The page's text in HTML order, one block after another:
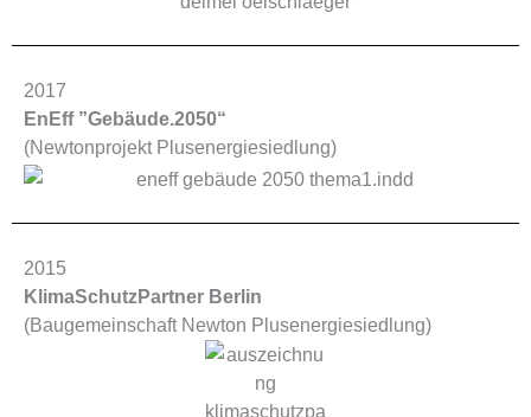
2017
EnEff ”Gebäude.2050“
(Newtonprojekt Plusenergiesiedlung)
2015
KlimaSchutzPartner Berlin
(Baugemeinschaft Newton Plusenergiesiedlung)